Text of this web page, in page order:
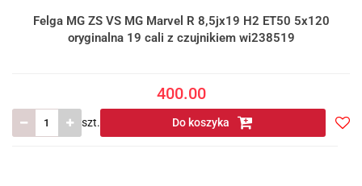
Felga MG ZS VS MG Marvel R 8,5jx19 H2 ET50 5x120
oryginalna 19 cali z czujnikiem wi238519
400.00
szt. Do koszyka